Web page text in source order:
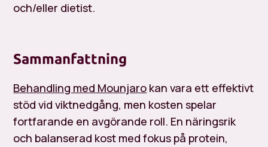
och/eller dietist.
Sammanfattning
Behandling med Mounjaro kan vara ett effektivt
stöd vid viktnedgång, men kosten spelar
fortfarande en avgörande roll. En näringsrik
och balanserad kost med fokus på protein,